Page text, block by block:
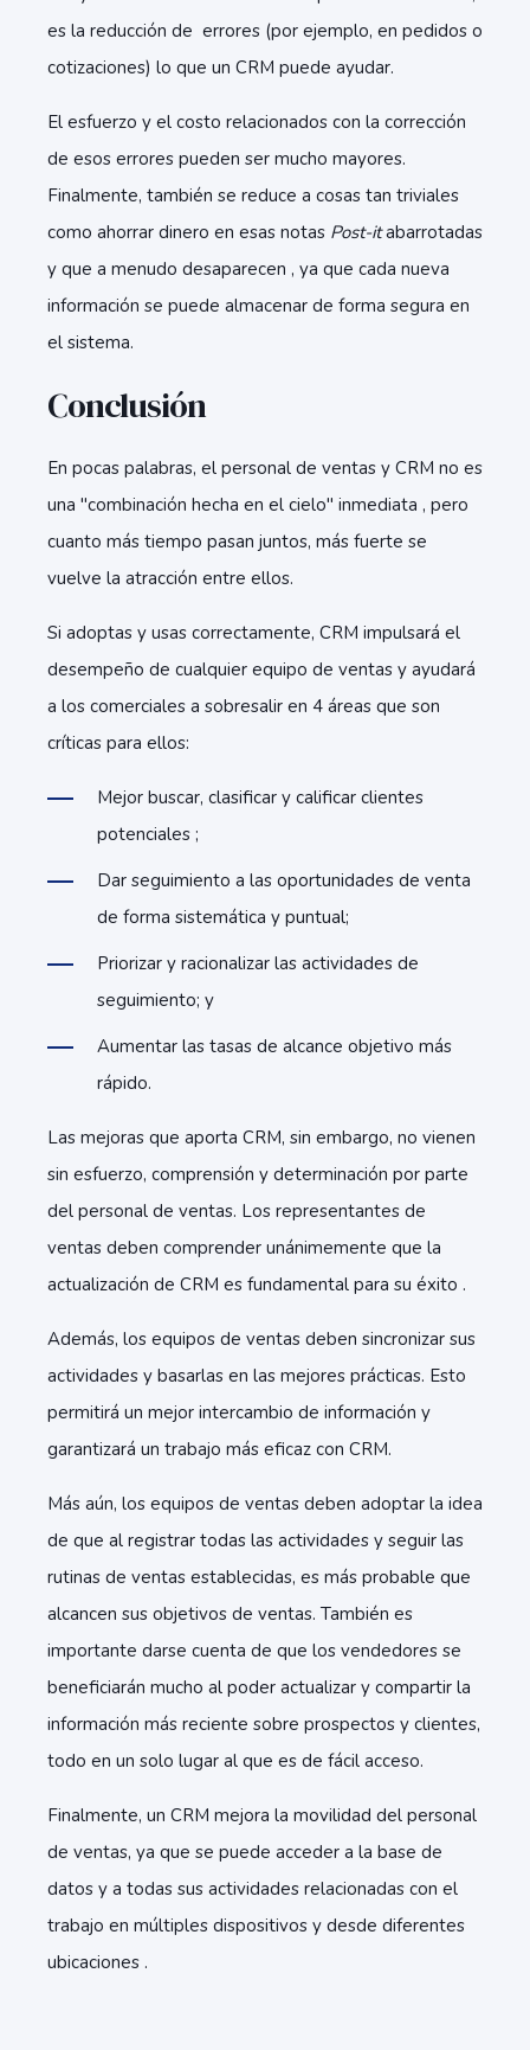
es la reducción de errores (por ejemplo, en pedidos o
cotizaciones) lo que un CRM puede ayudar.
El esfuerzo y el costo relacionados con la corrección
de esos errores pueden ser mucho mayores.
Finalmente, también se reduce a cosas tan triviales
como ahorrar dinero en esas notas Post-itabarrotadas
y que a menudo desaparecen , ya que cada nueva
información se puede almacenar de forma segura en
el sistema.
Conclusión
En pocas palabras, el personal de ventas y CRM no es
una "combinación hecha en el cielo" inmediata , pero
cuanto más tiempo pasan juntos, más fuerte se
vuelve la atracción entre ellos.
Si adoptas y usas correctamente, CRM impulsará el
desempeño de cualquier equipo de ventas y ayudará
a los comerciales a sobresalir en 4 áreas que son
críticas para ellos:
Mejor buscar, clasificar y calificar clientes
potenciales ;
Dar seguimiento a las oportunidades de venta
de forma sistemática y puntual;
Priorizar y racionalizar las actividades de
seguimiento; y
Aumentar las tasas de alcance objetivo más
rápido.
Las mejoras que aporta CRM, sin embargo, no vienen
sin esfuerzo, comprensión y determinación por parte
del personal de ventas. Los representantes de
ventas deben comprender unánimemente que la
actualización de CRM es fundamental para su éxito .
Además, los equipos de ventas deben sincronizar sus
actividades y basarlas en las mejores prácticas. Esto
permitirá un mejor intercambio de información y
garantizará un trabajo más eficaz con CRM.
Más aún, los equipos de ventas deben adoptar la idea
de que al registrar todas las actividades y seguir las
rutinas de ventas establecidas, es más probable que
alcancen sus objetivos de ventas. También es
importante darse cuenta de que los vendedores se
beneficiarán mucho al poder actualizar y compartir la
información más reciente sobre prospectos y clientes,
todo en un solo lugar al que es de fácil acceso.
Finalmente, un CRM mejora la movilidad del personal
de ventas, ya que se puede acceder a la base de
datos y a todas sus actividades relacionadas con el
trabajo en múltiples dispositivos y desde diferentes
ubicaciones .